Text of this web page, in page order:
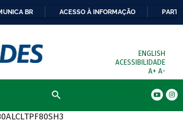
BR ACESSO À INFORMAÇÃO
ENGLISH
ACESSIBILIDADE
A+ A-